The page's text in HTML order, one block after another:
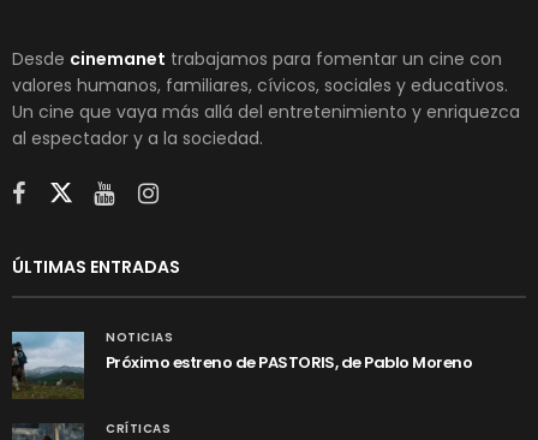
Desde cinemanet trabajamos para fomentar un cine con
valores humanos, familiares, cívicos, sociales y educativos.
Un cine que vaya más allá del entretenimiento y enriquezca
al espectador y a la sociedad.
ÚLTIMAS ENTRADAS
NOTICIAS
Próximo estreno de PASTORIS, de Pablo Moreno
CRÍTICAS